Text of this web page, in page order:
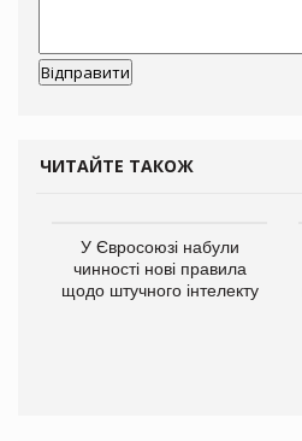
ЧИТАЙТЕ ТАКОЖ
У Євросоюзі набули
чинності нові правила
щодо штучного інтелекту